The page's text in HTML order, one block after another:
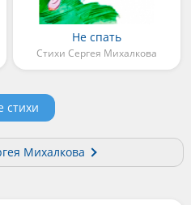
Не спать
Стихи Сергея Михалкова
стихи
Михалкова